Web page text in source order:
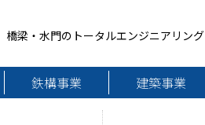
橋梁・水門のトータルエンジニアリング
鉄構事業 建築事業